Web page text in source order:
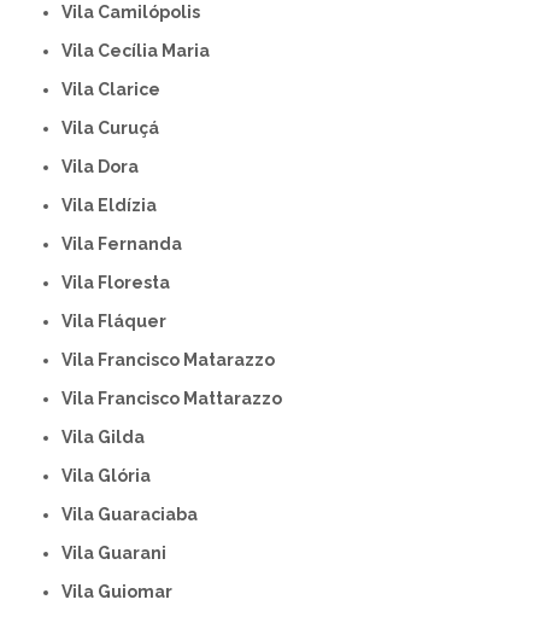
Vila Camilópolis
Vila Cecília Maria
Vila Clarice
Vila Curuçá
Vila Dora
Vila Eldízia
Vila Fernanda
Vila Floresta
Vila Fláquer
Vila Francisco Matarazzo
Vila Francisco Mattarazzo
Vila Gilda
Vila Glória
Vila Guaraciaba
Vila Guarani
Vila Guiomar